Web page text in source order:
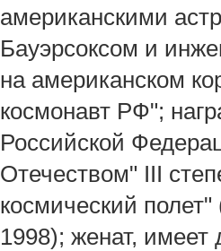
американскими
Бауэрсоксом и
на американском
космонавт РФ";
Российской
Отечеством" III
космический
1998); женат, имеет